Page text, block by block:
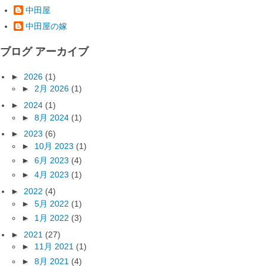
中田屋
中田屋の嫁
ブログ アーカイブ
► 2026 (1)
► 2月 2026 (1)
► 2024 (1)
► 8月 2024 (1)
► 2023 (6)
► 10月 2023 (1)
► 6月 2023 (4)
► 4月 2023 (1)
► 2022 (4)
► 5月 2022 (1)
► 1月 2022 (3)
► 2021 (27)
► 11月 2021 (1)
► 8月 2021 (4)